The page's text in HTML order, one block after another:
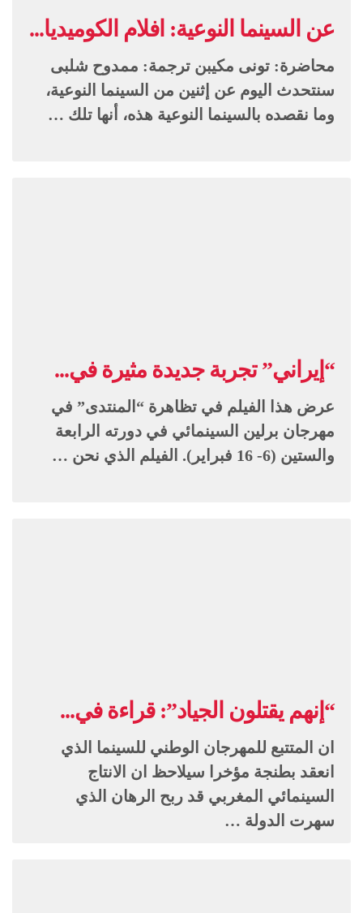
عن السينما النوعية: افلام الكوميديا...
محاضرة: تونى مكيبن ترجمة: ممدوح شلبى
سنتحدث اليوم عن إثنين من السينما النوعية،
وما نقصده بالسينما النوعية هذه، أنها تلك …
“إيراني” تجربة جديدة مثيرة في...
عرض هذا الفيلم في تظاهرة “المنتدى” في
مهرجان برلين السينمائي في دورته الرابعة
والستين (6- 16 فبراير). الفيلم الذي نحن …
“إنهم يقتلون الجياد”: قراءة في...
ان المتتبع للمهرجان الوطني للسينما الذي
انعقد بطنجة مؤخرا سيلاحظ ان الانتاج
السينمائي المغربي قد ربح الرهان الذي
سهرت الدولة …